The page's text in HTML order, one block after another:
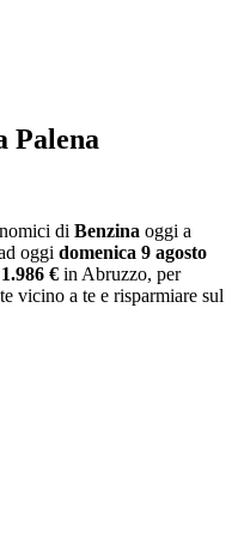
Palena
di Benzina oggi a
oggi domenica 9 agosto
1.986 € in Abruzzo, per
vicino a te e risparmiare sul